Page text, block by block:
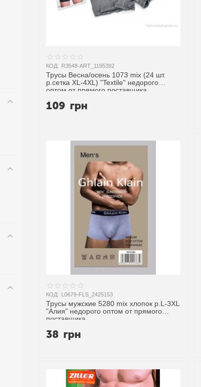
КОД: R3548-ART_1195392
Трусы Весна/осень 1073 mix (24 шт.
р.сетка XL-4XL) "Textile" недорого
оптом от прямого поставщика
109 грн
КОД: L0679-FLS_2425153
Трусы мужские 5280 mix хлопок р.L-3XL
"Алия" недорого оптом от прямого
поставщика
38 грн